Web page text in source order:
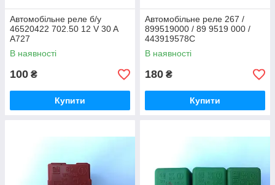
Автомобільне реле б/у
46520422 702.50 12 V 30 A
A727
В наявності
100 ₴
Купити
Автомобільне реле 267 /
899519000 / 89 9519 000 /
443919578С
В наявності
180 ₴
Купити